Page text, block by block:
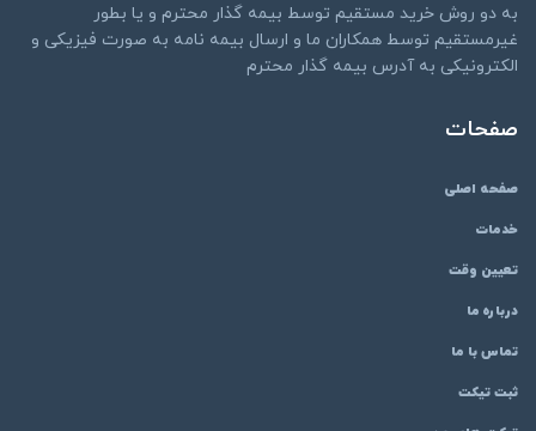
به دو روش خرید مستقیم توسط بیمه گذار محترم و یا بطور
غیرمستقیم توسط همکاران ما و ارسال بیمه نامه به صورت فیزیکی و
الکترونیکی به آدرس بیمه گذار محترم
صفحات
صفحه اصلی
خدمات
تعیین وقت
درباره ما
تماس با ما
ثبت تیکت